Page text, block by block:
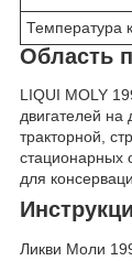
Температура
Область
LIQUI MOLY
двигателей на
тракторной,
стационарных
для
Ликви Моли